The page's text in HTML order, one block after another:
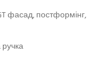
фасад, постформінг,